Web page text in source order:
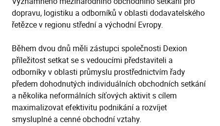
dopravu, logistiku a odborníků v oblasti dodavatelského
řetězce v regionu střední a východní Evropy.
Během dvou dnů měli zástupci společnosti Dexion
příležitost setkat se s vedoucími představiteli a
odborníky v oblasti průmyslu prostřednictvím řady
předem dohodnutých individuálních obchodních setkání
a několika neformálních síťových aktivit s cílem
maximalizovat efektivitu podnikání a rozvíjet
smysluplné a cenné obchodní vztahy.